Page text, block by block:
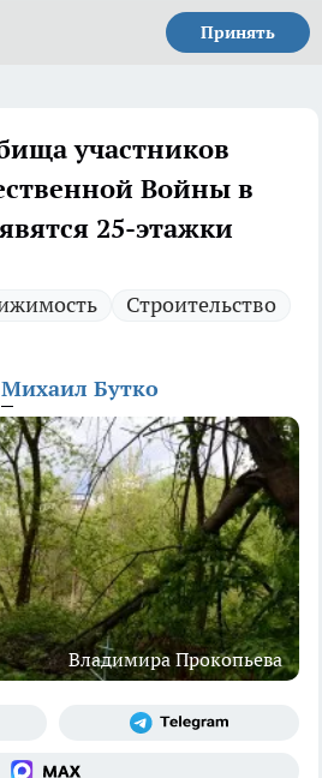
Принять
участников
Войны в
25-этажки
Строительство
Михаил Бутко
Владимира Прокопьева